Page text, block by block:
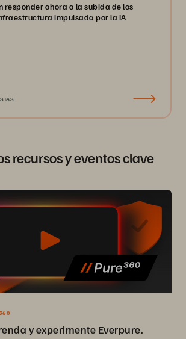
responder ahora a la subida de los
impulsada por la IA
recursos y eventos clave
y experimente Everpure.